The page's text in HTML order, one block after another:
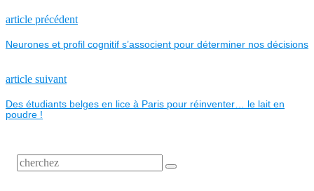
NAVIGATION
DE
L’ARTICLE
article précédentPrevious
Neurones et profil cognitif s’associent pour déterminer nos décisions
article suivantNext
Des étudiants belges en lice à Paris pour réinventer… le lait en
poudre !